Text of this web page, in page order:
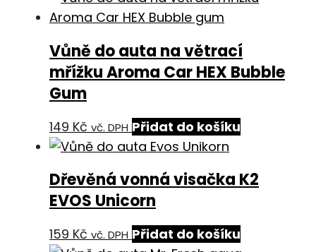
Vůně do auta na větrací
mřížku Aroma Car HEX Bubble
Gum
149 Kč vč. DPH Přidat do košíku
Dřevěná vonná visačka K2
EVOS Unicorn
159 Kč vč. DPH Přidat do košíku